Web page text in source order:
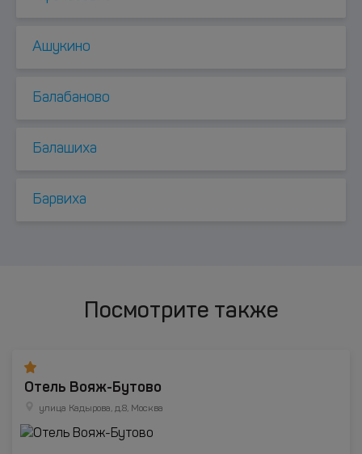
Ашукино
Балабаново
Балашиха
Барвиха
Посмотрите также
Отель Вояж-Бутово
улица Кадырова, д.8, Москва